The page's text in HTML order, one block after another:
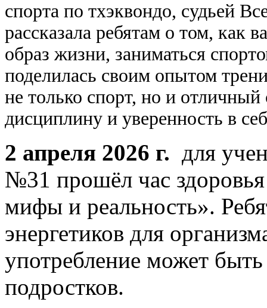
спорта по тхэквондо, судьей
рассказала ребятам о том, как
образ жизни, заниматься
поделилась своим опытом
не только спорт, но и отличный
дисциплину и уверенность в
2 апреля 2026 г. для
№31 прошёл час
мифы и реальность».
энергетиков для
употребление может
подростков.